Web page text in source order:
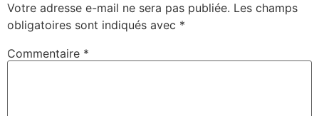
Votre adresse e-mail ne sera pas publiée. Les champs
obligatoires sont indiqués avec *
Commentaire *